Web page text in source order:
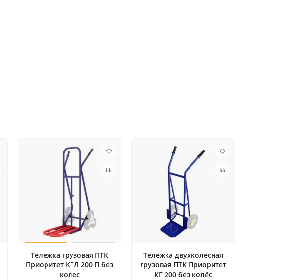
Тележка грузовая ПТК
Приоритет КГЛ 200 П без
колес
Тележка двухколесная
грузовая ПТК Приоритет
КГ 200 без колёс